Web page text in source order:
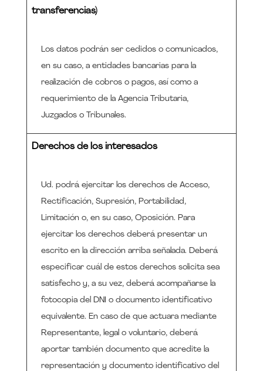
transferencias)
Los datos podrán ser cedidos o comunicados,
en su caso, a entidades bancarias para la
realización de cobros o pagos, así como a
requerimiento de la Agencia Tributaria,
Juzgados o Tribunales.
Derechos de los interesados
Ud. podrá ejercitar los derechos de Acceso,
Rectificación, Supresión, Portabilidad,
Limitación o, en su caso, Oposición. Para
ejercitar los derechos deberá presentar un
escrito en la dirección arriba señalada. Deberá
especificar cuál de estos derechos solicita sea
satisfecho y, a su vez, deberá acompañarse la
fotocopia del DNI o documento identificativo
equivalente. En caso de que actuara mediante
Representante, legal o voluntario, deberá
aportar también documento que acredite la
representación y documento identificativo del